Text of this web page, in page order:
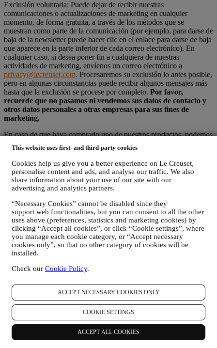
This website uses first- and third-party cookies
Cookies help us give you a better experience on Le Creuset,
personalise content and ads, and analyse our traffic. We also
share information about your use of our site with our
advertising and analytics partners.
“Necessary Cookies” cannot be disabled since they
support web functionalities, but you can consent to all the other
uses above (preferences, statistics and marketing cookies) by
clicking “Accept all cookies”, or click “Cookie settings”, where
you manage each cookie category, or “Accept necessary
cookies only”, so that no other category of cookies will be
installed.
Check our Cookie Policy.
ACCEPT NECESSARY COOKIES ONLY
COOKIE SETTINGS
ACCEPT ALL COOKIES
Exclusión voluntaria: Puede dejar de recibir nuestras
comunicaciones o actualizaciones de marketing en cualquier
momento, de forma gratuita, a través de los métodos que se
muestran como parte de la comunicación (por ejemplo, para darse de
baja de la newsletter puede hacer clic en el enlace para darse de baja
que aparece en la parte inferior de cada correo electrónico). En
cualquier caso, si desea poner fin a cualquiera de nuestras
actividades de marketing, envíenos un correo electrónico a
privacy@lecreuset.com. Procesaremos su exclusión lo antes posible,
pero en algunas circunstancias puede recibir algunos mensajes más
hasta que la exclusión se procese por completo. Por favor,
recuerde que no pasamos ni vendemos sus datos de contacto y
otros datos personales a otras empresas para sus fines de
marketing.
En caso de que haya comprado uno de nuestros productos, podemos
enviar un correo electrónico solicitando la opinión sobre sus
productos. Estamos interesados en las opiniones de los productos de
nuestros clientes (si desean proporcionar dicha información) para
mejorar constantemente nuestros productos y servicios. Al final del
proceso de compra, también podemos invitarle a escribir su opinión
del producto. La opinión no es obligatoria, y usted es libre de
REORIENTACIÓN / ADAPTACIÓN DE NUESTRAS
OFERTAS Y MEJORA DE LA EXPERIENCIA DEL
CLIENTE Nos gustaría utilizar sus datos para adaptar
nuestros servicios y ofertas a sus necesidades y preferencias
para proporcionarle una experiencia de cliente personalizada
de Le Creuset. Lo haremos analizando sus hábitos o intereses,
por ejemplo, en relación con los productos más vistos, su
interacción con nosotros en las redes sociales, qué páginas de
usted. Lo hacemos principalmente a través de cookies y
tecnologías similares (incluidos los píxeles de seguimiento en
los correos electrónicos), también en combinación con sus
datos y preferencias recogidos una vez que se suscribe a
nuestras comunicaciones de marketing personalizadas.
Utilizaremos esta información para gestionar nuestra
publicidad en otros sitios, conceder acceso a contenidos